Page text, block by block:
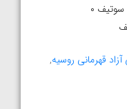
قهرمانی روسیه,